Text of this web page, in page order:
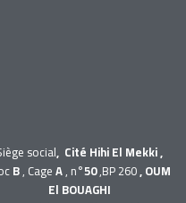
social, Cité Hihi El Mekki ,
B, CageA, n°50,BP 260, OUM
El BOUAGHI